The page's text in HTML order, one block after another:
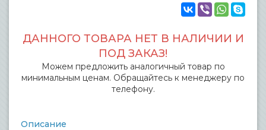
ДАННОГО ТОВАРА НЕТ В НАЛИЧИИ И
ПОД ЗАКАЗ!
Можем предложить аналогичный товар по
минимальным ценам. Обращайтесь к менеджеру по
телефону.
Описание